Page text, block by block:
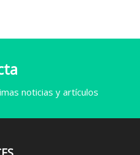
enfriador de bomba
noticias y artículos